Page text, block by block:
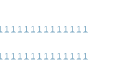
1 1 1 1 1 1 1 1 1 1 1 1 1
1 1 1 1 1 1 1 1 1 1 1 1 1